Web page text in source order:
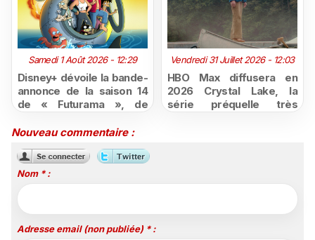
Samedi 1 Août 2026 - 12:29
Disney+ dévoile la bande-
annonce de la saison 14
de « Futurama », de
Vendredi 31 Juillet 2026 - 12:03
HBO Max diffusera en
2026 Crystal Lake, la
série préquelle très
Nouveau commentaire :
Nom * :
Adresse email (non publiée) * :